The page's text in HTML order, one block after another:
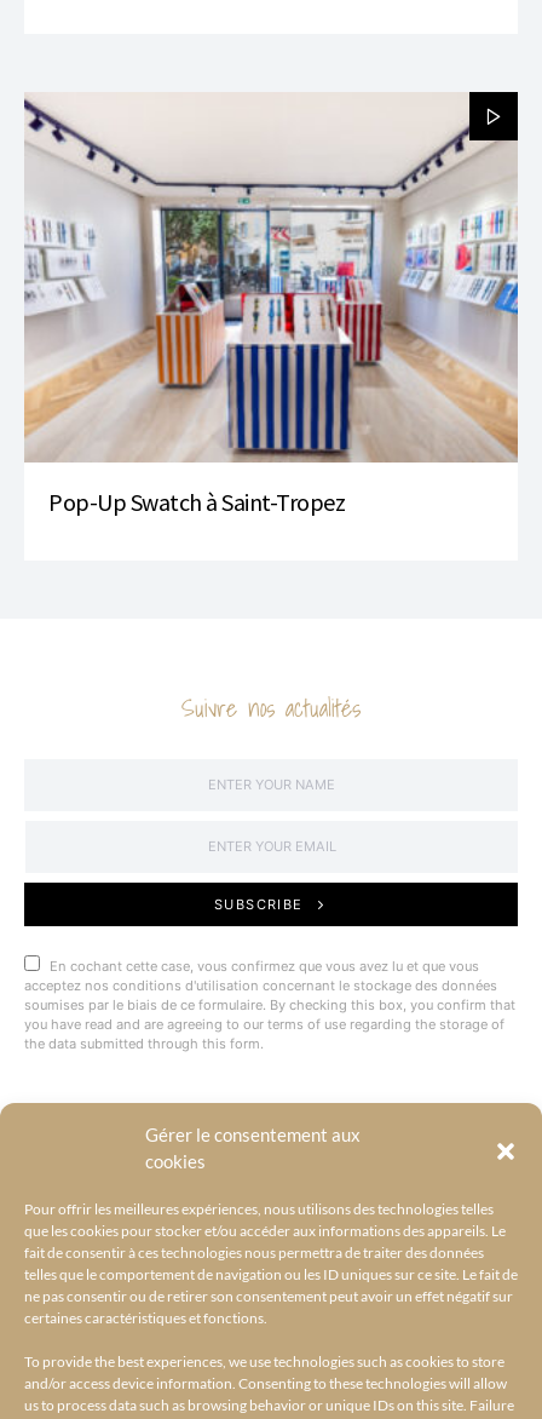
Gérer le consentement aux
cookies
Pour offrir les meilleures expériences, nous utilisons des technologies telles
que les cookies pour stocker et/ou accéder aux informations des appareils. Le
fait de consentir à ces technologies nous permettra de traiter des données
telles que le comportement de navigation ou les ID uniques sur ce site. Le fait de
ne pas consentir ou de retirer son consentement peut avoir un effet négatif sur
certaines caractéristiques et fonctions.
To provide the best experiences, we use technologies such as cookies to store
and/or access device information. Consenting to these technologies will allow
us to process data such as browsing behavior or unique IDs on this site. Failure
Pop-Up Swatch à Saint-Tropez
Suivre nos actualités
SUBSCRIBE
En cochant cette case, vous confirmez que vous avez lu et que vous
acceptez nos conditions d'utilisation concernant le stockage des données
soumises par le biais de ce formulaire. By checking this box, you confirm that
you have read and are agreeing to our terms of use regarding the storage of
the data submitted through this form.
@BYRACKEL